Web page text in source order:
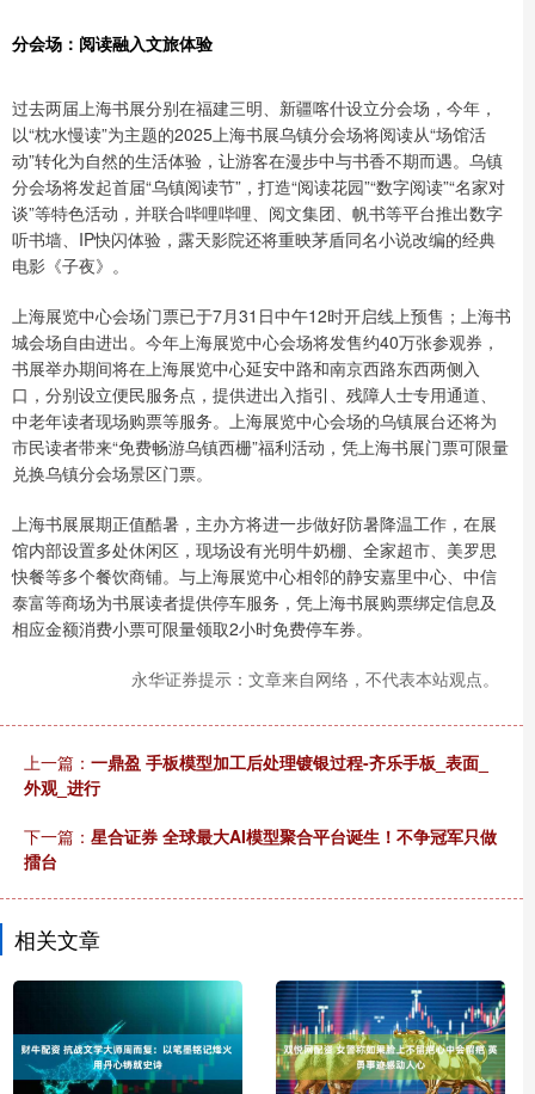
分会场：阅读融入文旅体验
过去两届上海书展分别在福建三明、新疆喀什设立分会场，今年，
以“枕水慢读”为主题的2025上海书展乌镇分会场将阅读从“场馆活
动”转化为自然的生活体验，让游客在漫步中与书香不期而遇。乌镇
分会场将发起首届“乌镇阅读节”，打造“阅读花园”“数字阅读”“名家对
谈”等特色活动，并联合哔哩哔哩、阅文集团、帆书等平台推出数字
听书墙、IP快闪体验，露天影院还将重映茅盾同名小说改编的经典
电影《子夜》。
上海展览中心会场门票已于7月31日中午12时开启线上预售；上海书
城会场自由进出。今年上海展览中心会场将发售约40万张参观券，
书展举办期间将在上海展览中心延安中路和南京西路东西两侧入
口，分别设立便民服务点，提供进出入指引、残障人士专用通道、
中老年读者现场购票等服务。上海展览中心会场的乌镇展台还将为
市民读者带来“免费畅游乌镇西栅”福利活动，凭上海书展门票可限量
兑换乌镇分会场景区门票。
上海书展展期正值酷暑，主办方将进一步做好防暑降温工作，在展
馆内部设置多处休闲区，现场设有光明牛奶棚、全家超市、美罗思
快餐等多个餐饮商铺。与上海展览中心相邻的静安嘉里中心、中信
泰富等商场为书展读者提供停车服务，凭上海书展购票绑定信息及
相应金额消费小票可限量领取2小时免费停车券。
永华证券提示：文章来自网络，不代表本站观点。
上一篇： 一鼎盈 手板模型加工后处理镀银过程-齐乐手板_表面_
外观_进行
下一篇： 星合证券 全球最大AI模型聚合平台诞生！不争冠军只做
擂台
相关文章